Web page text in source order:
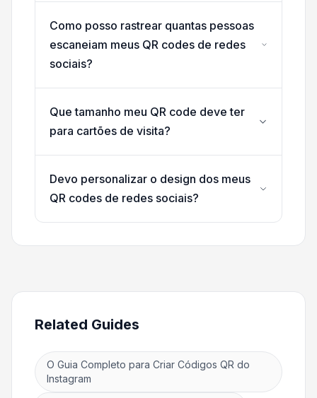
Como posso rastrear quantas pessoas
escaneiam meus QR codes de redes
sociais?
Que tamanho meu QR code deve ter
para cartões de visita?
Devo personalizar o design dos meus
QR codes de redes sociais?
Related Guides
O Guia Completo para Criar Códigos QR do
Instagram